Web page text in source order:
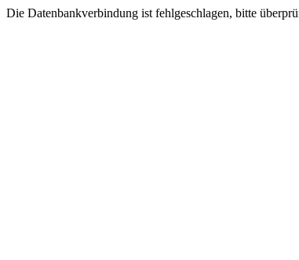
Die Datenbankverbindung ist fehlgeschlagen, bitte